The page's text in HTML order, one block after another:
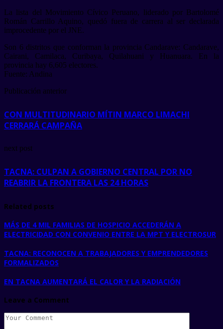
La lista del Movimiento Cívico Peruano, liderado por Bartolomé
Román Carrillo Aquino, quedó fuera de carrera al ser declarada
improcedente por el JNE.
Son 6 distritos que conforman la provincia Candarave: Candarave,
Cairani, Camilaca, Curibaya, Quilahuani y Huanuara. En la
provincia hay 6,605 electores.
Fuente: Andina
Publicación anterior
CON MULTITUDINARIO MÍTIN MARCO LIMACHI
CERRARÁ CAMPAÑA
next post
TACNA: CULPAN A GOBIERNO CENTRAL POR NO
REABRIR LA FRONTERA LAS 24 HORAS
Related posts
MÁS DE 4 MIL FAMILIAS DE HOSPICIO ACCEDERÁN A
ELECTRICIDAD CON CONVENIO ENTRE LA MPT Y ELECTROSUR
TACNA: RECONOCEN A TRABAJADORES Y EMPRENDEDORES
FORMALIZADOS
EN TACNA AUMENTARÁ EL CALOR Y LA RADIACIÓN
Leave a Comment